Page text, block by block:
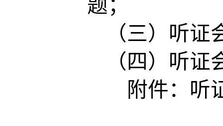
题；
（三）听
（四）听
附件：听